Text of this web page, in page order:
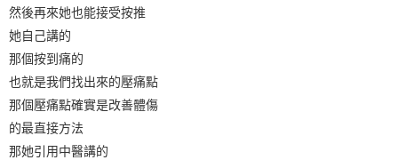
然後再來她也能接受按推
她自己講的
那個按到痛的
也就是我們找出來的壓痛點
那個壓痛點確實是改善體傷
的最直接方法
那她引用中醫講的